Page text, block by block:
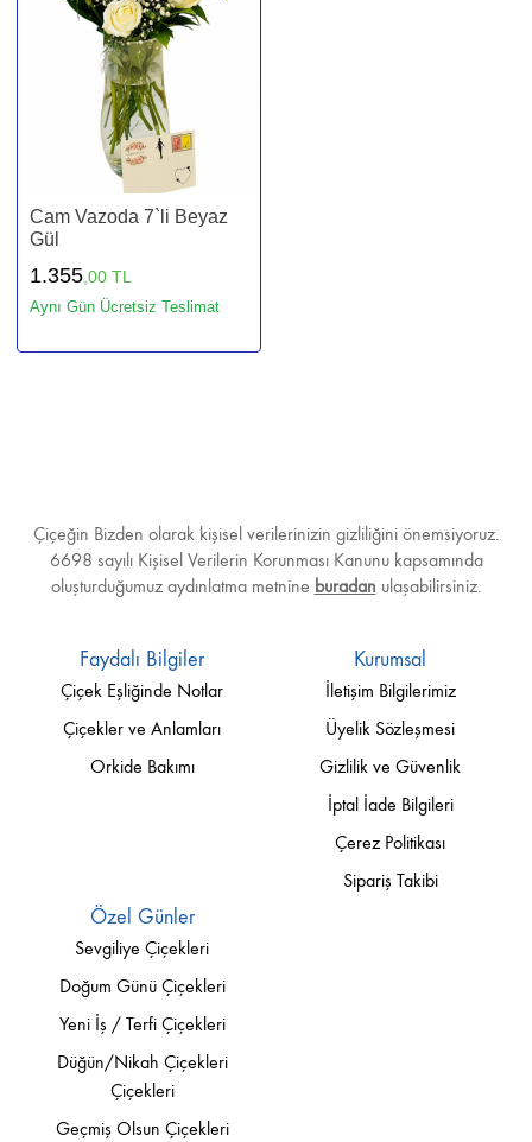
Cam Vazoda 7`li Beyaz
Gül
1.355,00 TL
Aynı Gün Ücretsiz Teslimat
Çiçeğin Bizden olarak kişisel verilerinizin gizliliğini önemsiyoruz.
6698 sayılı Kişisel Verilerin Korunması Kanunu kapsamında
oluşturduğumuz aydınlatma metnine buradan ulaşabilirsiniz.
Faydalı Bilgiler
Çiçek Eşliğinde Notlar
Çiçekler ve Anlamları
Orkide Bakımı
Kurumsal
İletişim Bilgilerimiz
Üyelik Sözleşmesi
Gizlilik ve Güvenlik
İptal İade Bilgileri
Çerez Politikası
Sipariş Takibi
Özel Günler
Sevgiliye Çiçekleri
Doğum Günü Çiçekleri
Yeni İş / Terfi Çiçekleri
Düğün/Nikah Çiçekleri
Çiçekleri
Geçmiş Olsun Çiçekleri